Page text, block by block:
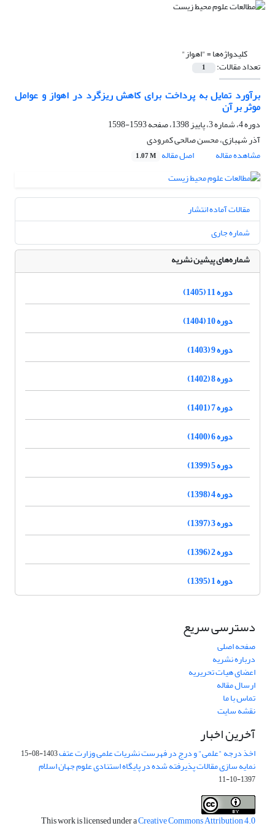
کلیدواژه‌ها ="اهواز"
تعداد مقالات: 1
برآورد تمایل به پرداخت برای کاهش ریزگرد در اهواز و عوامل
موثر بر آن
دوره 4، شماره 3، پاییز 1398، صفحه
1593-1598
آذر شهبازی، محسن صالحی کمرودی
مشاهده مقاله
اصل مقاله 1.07 M
مقالات آماده انتشار
شماره جاری
شماره‌های پیشین نشریه
دوره 11 (1405)
دوره 10 (1404)
دوره 9 (1403)
دوره 8 (1402)
دوره 7 (1401)
دوره 6 (1400)
دوره 5 (1399)
دوره 4 (1398)
دوره 3 (1397)
دوره 2 (1396)
دوره 1 (1395)
دسترسی سریع
صفحه اصلی
درباره نشریه
اعضای هیات تحریریه
ارسال مقاله
تماس با ما
نقشه سایت
آخرین اخبار
اخذ درجه "علمی" و درج در فهرست نشریات علمی وزارت عتف1403-08-15
نمایه سازی مقالات پذیرفته شده در پایگاه استنادی علوم جهان اسلام
1397-10-11
This work is licensed under aCreative Commons Attribution 4.0